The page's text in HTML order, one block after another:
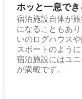
ホッと一⁠息⁠で⁠
宿泊施設自体が
になることもあ
いのログハウス
スボートのよう
宿泊施設にはユ
が満載です。